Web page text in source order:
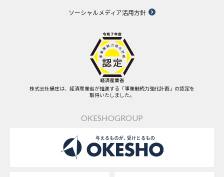
ソーシャルメディア活用方針
株式会社桶庄は、経済産業省が推進する「事業継続力強化計画」の認定を
取得いたしました。
OKESHOGROUP